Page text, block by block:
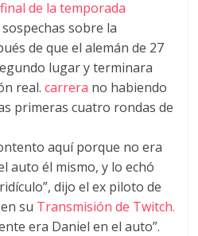
de la temporada
sobre la
de que el alemán de 27
lugar y terminara
real.carrera no habiendo
primeras cuatro rondas de
aquí porque no era
auto él mismo, y lo echó
dijo el ex piloto de
su Transmisión de Twitch.
era Daniel en el auto”.